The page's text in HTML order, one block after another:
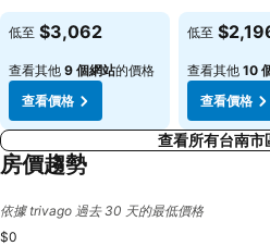
查看價格
低至 $3,062
查看其他 9 個網站的價格
查看價格
查看價格
低至
查看其他 10
查看價格
查看所有台南市
房價趨勢
依據 trivago 過去 30 天的最低價格
$0